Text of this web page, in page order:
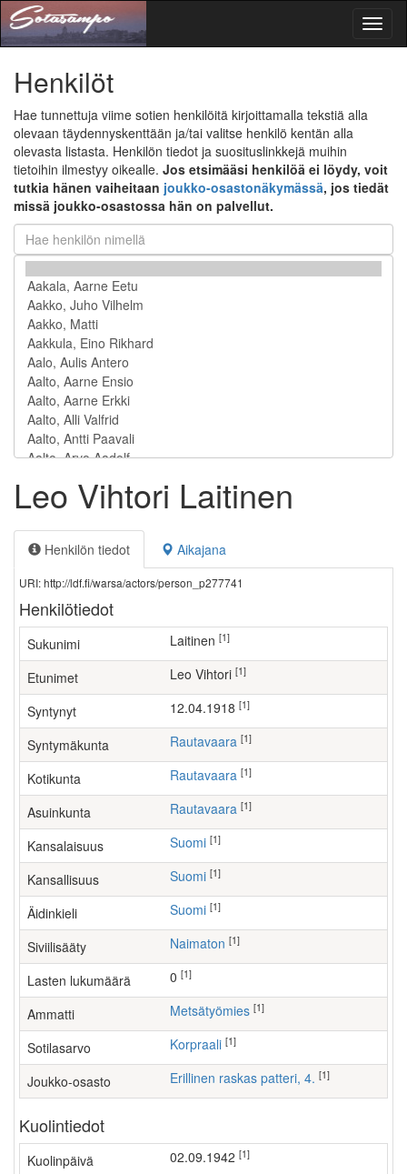
Henkilöt
Hae tunnettuja viime sotien henkilöitä kirjoittamalla tekstiä alla
olevaan täydennyskenttään ja/tai valitse henkilö kentän alla
olevasta listasta. Henkilön tiedot ja suosituslinkkejä muihin
tietoihin ilmestyy oikealle. Jos etsimääsi henkilöä ei löydy, voit
tutkia hänen vaiheitaan joukko-osastonäkymässä, jos tiedät
missä joukko-osastossa hän on palvellut.
Leo Vihtori Laitinen
Henkilön tiedot Aikajana
URI: http://ldf.fi/warsa/actors/person_p277741
Henkilötiedot
Sukunimi Laitinen [1]
Etunimet Leo Vihtori [1]
Syntynyt 12.04.1918 [1]
Syntymäkunta Rautavaara [1]
Kotikunta Rautavaara [1]
Asuinkunta Rautavaara [1]
Kansalaisuus Suomi [1]
Kansallisuus Suomi [1]
Äidinkieli Suomi [1]
Siviilisääty Naimaton [1]
Lasten lukumäärä [1]
Ammatti metsätyömies [1]
Sotilasarvo Korpraali [1]
Joukko-osasto Erillinen raskas patteri, 4. [1]
Kuolintiedot
Kuolinpäivä 02.09.1942 [1]